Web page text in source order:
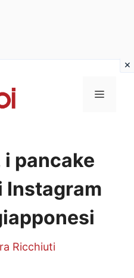
MENU
pancake
Instagram
Ricchiuti